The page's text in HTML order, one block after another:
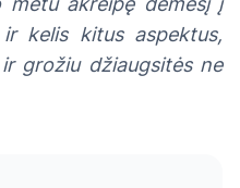
kelis kitus aspektus,
grožiu džiaugsitės ne